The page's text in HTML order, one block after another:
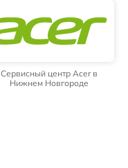
Сервисный центр Acer в
Нижнем Новгороде